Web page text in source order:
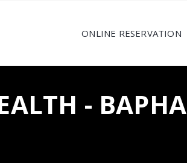
ONLINE RESERVATION
- ВАРНА